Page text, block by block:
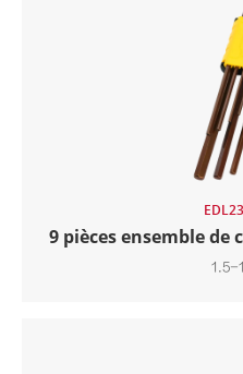
9 pièces ensemble de
1.5-